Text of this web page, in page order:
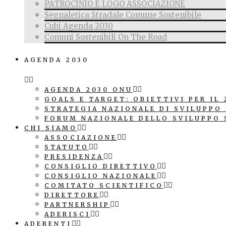
PATROCINIO E LOGO ASSOCIAZIONE
Segnaletica Stradale Comune Sostenibile
Cubi Agenda 2030
Comuni Sostenibili On The Road
AGENDA 2030
AGENDA 2030 ONU
GOALS E TARGET: OBIETTIVI PER IL
STRATEGIA NAZIONALE DI SVILUPPO
FORUM NAZIONALE DELLO SVILUPPO
CHI SIAMO
ASSOCIAZIONE
STATUTO
PRESIDENZA
CONSIGLIO DIRETTIVO
CONSIGLIO NAZIONALE
COMITATO SCIENTIFICO
DIRETTORE
PARTNERSHIP
ADERISCI
ADERENTI